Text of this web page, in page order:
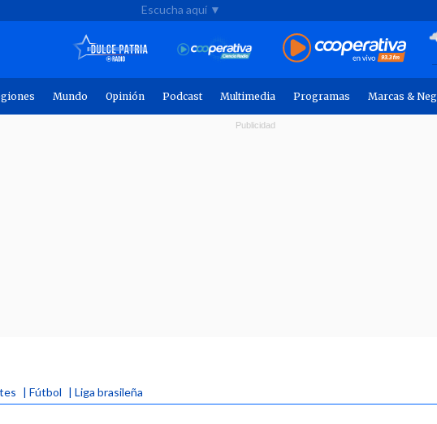
Escucha aquí ▼
Mundo Opinión Podcast Multimedia Programas Marcas &
| Fútbol | Liga brasileña